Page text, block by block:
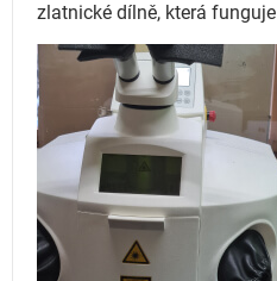
zlatnické dílně, která funguje